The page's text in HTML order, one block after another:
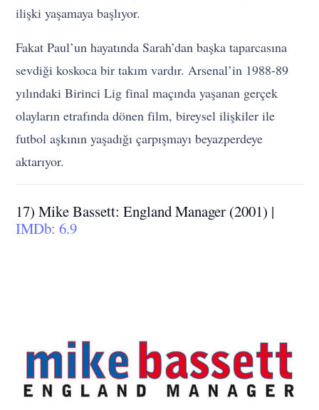
ilişki yaşamaya başlıyor.
Fakat Paul’un hayatında Sarah’dan başka taparcasına
sevdiği koskoca bir takım vardır. Arsenal’in 1988-89
yılındaki Birinci Lig final maçında yaşanan gerçek
olayların etrafında dönen film, bireysel ilişkiler ile
futbol aşkının yaşadığı çarpışmayı beyazperdeye
aktarıyor.
17) Mike Bassett: England Manager (2001) |
IMDb: 6.9